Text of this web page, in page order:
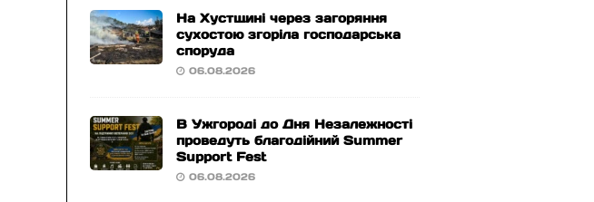
На Хустщині через загоряння
сухостою згоріла господарська
споруда
06.08.2026
В Ужгороді до Дня Незалежності
проведуть благодійний Summer
Support Fest
06.08.2026